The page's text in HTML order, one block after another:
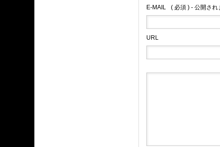
E-MAIL ( 必須 ) - 公開され
URL